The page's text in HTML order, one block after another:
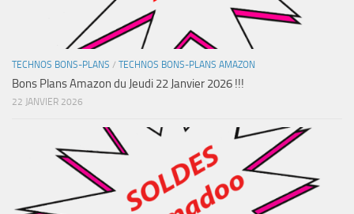
TECHNOS BONS-PLANS / TECHNOS BONS-PLANS AMAZON
Bons Plans Amazon du Jeudi 22 Janvier 2026 !!!
22 JANVIER 2026